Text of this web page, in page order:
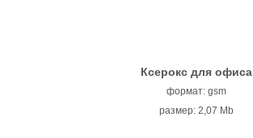
Ксерокс для офиса
формат: gsm
размер: 2,07 Mb